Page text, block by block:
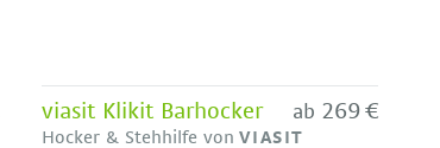
viasit Klikit Barhocker
Hocker & Stehhilfe vonVIASIT
ab 269 €